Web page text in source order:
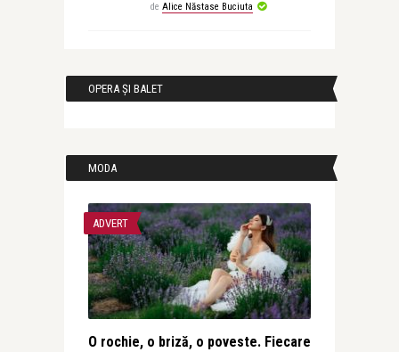
de Alice Năstase Buciuta
OPERA ȘI BALET
MODA
ADVERT
O rochie, o briză, o poveste. Fiecare